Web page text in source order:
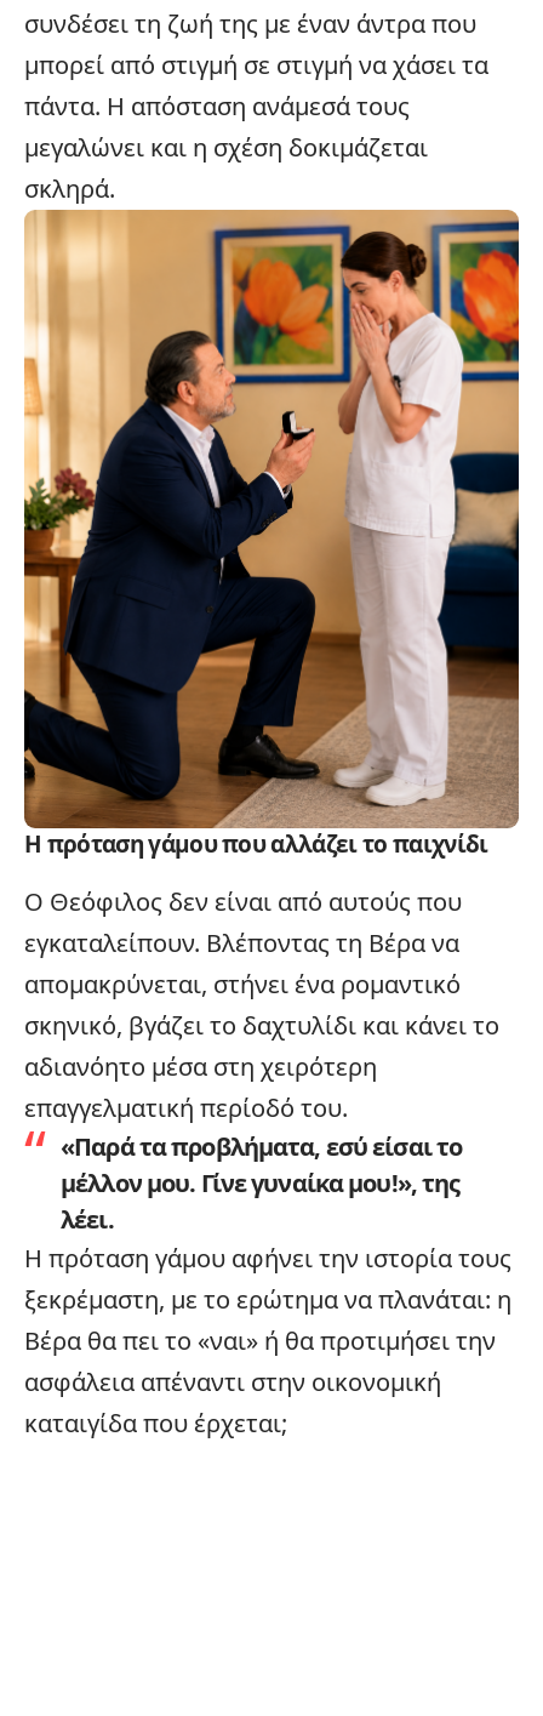
συνδέσει τη ζωή της με έναν άντρα που
μπορεί από στιγμή σε στιγμή να χάσει τα
πάντα. Η απόσταση ανάμεσά τους
μεγαλώνει και η σχέση δοκιμάζεται
σκληρά.
Η πρόταση γάμου που αλλάζει το παιχνίδι
Ο Θεόφιλος δεν είναι από αυτούς που
εγκαταλείπουν. Βλέποντας τη Βέρα να
απομακρύνεται, στήνει ένα ρομαντικό
σκηνικό, βγάζει το δαχτυλίδι και κάνει το
αδιανόητο μέσα στη χειρότερη
επαγγελματική περίοδό του.
«Παρά τα προβλήματα, εσύ είσαι το
μέλλον μου. Γίνε γυναίκα μου!», της
λέει.
Η πρόταση γάμου αφήνει την ιστορία τους
ξεκρέμαστη, με το ερώτημα να πλανάται: η
Βέρα θα πει το «ναι» ή θα προτιμήσει την
ασφάλεια απέναντι στην οικονομική
καταιγίδα που έρχεται;